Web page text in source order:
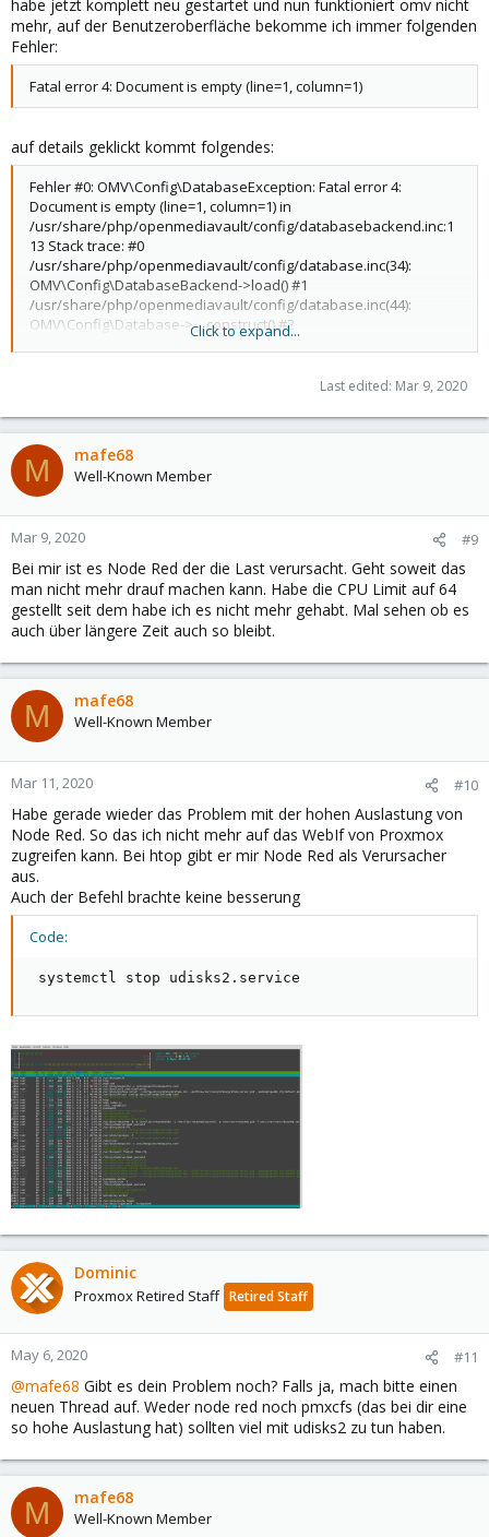
habe jetzt komplett neu gestartet und nun funktioniert omv nicht
mehr, auf der Benutzeroberfläche bekomme ich immer folgenden
Fehler:
Fatal error 4: Document is empty (line=1, column=1)
auf details geklickt kommt folgendes:
Fehler #0: OMV\Config\DatabaseException: Fatal error 4:
Document is empty (line=1, column=1) in
/usr/share/php/openmediavault/config/databasebackend.inc:1
13 Stack trace: #0
/usr/share/php/openmediavault/config/database.inc(34):
OMV\Config\DatabaseBackend->load() #1
/usr/share/php/openmediavault/config/database.inc(44):
OMV\Config\Database->__construct() #2
/usr/share/openmediavault/engined/rpc/filesystemmgmt.inc(13
/usr/share/php/openmediavault/rpc/serviceabstract.inc(635):
{closure}() #4
/usr/share/openmediavault/engined/rpc/filesystemmgmt.inc(17
4): OMV\Rpc\ServiceAbstract->asyncProc(Object(Closure)) #5
[internal function]: Engined\Rpc\OMVRpcServiceFileSystemMgmt-
>enumerateFilesystems(NULL, Array) #6
/usr/share/php/openmediavault/rpc/serviceabstract.inc(123):
call_user_func_array(Array, Array) #7
/usr/share/openmediavault/engined/rpc/filesystemmgmt.inc(32
2): OMV\Rpc\ServiceAbstract->callMethod('enumerateFilesy...',
NULL, Array) #8 [internal function]:
Engined\Rpc\OMVRpcServiceFileSystemMgmt->getList(Array,
Array) #9
/usr/share/php/openmediavault/rpc/serviceabstract.inc(123):
call_user_func_array(Array, Array) #10
/usr/share/php/openmediavault/rpc/serviceabstract.inc(149):
OMV\Rpc\ServiceAbstract->callMethod('getList', Array, Array) #11
/usr/share/php/openmediavault/rpc/serviceabstract.inc(588):
OMV\Rpc\ServiceAbstract->OMV\Rpc\{closure}
('/tmp/bgstatusUz...', '/tmp/bgoutputmN...') #12
/usr/share/php/openmediavault/rpc/serviceabstract.inc(159):
OMV\Rpc\ServiceAbstract->execBgProc(Object(Closure)) #13
/usr/share/openmediavault/engined/rpc/filesystemmgmt.inc(47
1): OMV\Rpc\ServiceAbstract->callMethodBg('getList', Array,
Array) #14 [internal function]:
Engined\Rpc\OMVRpcServiceFileSystemMgmt->getListBg(Array,
Array) #15
/usr/share/php/openmediavault/rpc/serviceabstract.inc(123):
/usr/share/php/openmediavault/rpc/rpc.inc(86):
OMV\Rpc\ServiceAbstract->callMethod('getListBg', Array, Array)
#17 /usr/sbin/omv-engined(537):
#18 {main}
Click to expand...
Last edited: Mar 9, 2020
M mafe68
Well-Known Member
Mar 9, 2020 #9
Bei mir ist es Node Red der die Last verursacht. Geht soweit das
man nicht mehr drauf machen kann. Habe die CPU Limit auf 64
gestellt seit dem habe ich es nicht mehr gehabt. Mal sehen ob es
auch über längere Zeit auch so bleibt.
M mafe68
Well-Known Member
Mar 11, 2020 #10
Habe gerade wieder das Problem mit der hohen Auslastung von
Node Red. So das ich nicht mehr auf das WebIf von Proxmox
zugreifen kann. Bei htop gibt er mir Node Red als Verursacher
aus.
Auch der Befehl brachte keine besserung
Code:
systemctl stop udisks2.service
Dominic
Proxmox Retired Staff Retired Staff
May 6, 2020 #11
@mafe68 Gibt es dein Problem noch? Falls ja, mach bitte einen
neuen Thread auf. Weder node red noch pmxcfs (das bei dir eine
so hohe Auslastung hat) sollten viel mit udisks2 zu tun haben.
M mafe68
Well-Known Member